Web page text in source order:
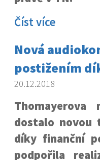
Číst více
Nová
postižením
20.12.2018
Thomayerova
dostalo novou
díky finanční
podpořila